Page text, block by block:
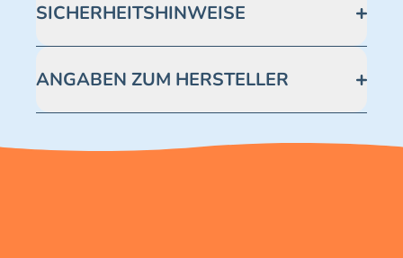
SICHERHEITSHINWEISE
Enthält verschluckbare Kleinteile -
Erstickungsgefahr.
ANGABEN ZUM HERSTELLER
ocean.de/kundenservice Telefonnummer: 0711
2202990 Seidenstraße 19 70174 Stuttgart